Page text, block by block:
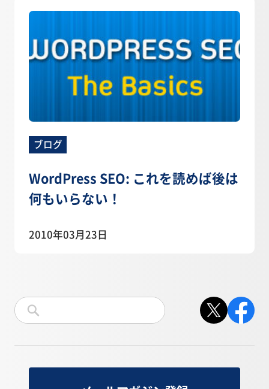
ブログ
WordPress SEO: これを読めば後は
何もいらない！
2010年03月23日